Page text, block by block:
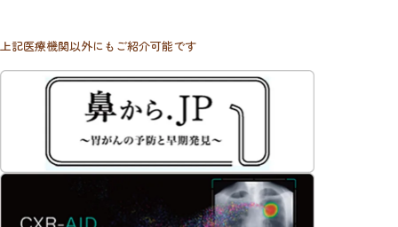
上記医療機関以外にもご紹介可能です